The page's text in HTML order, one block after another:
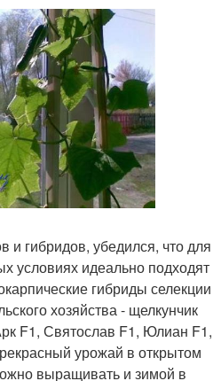
и гибридов, убедился, что для
условиях идеально подходят
гибриды селекции
хозяйства - щелкунчик
F1, Святослав F1, Юлиан F1,
урожай в открытом
выращивать и зимой в